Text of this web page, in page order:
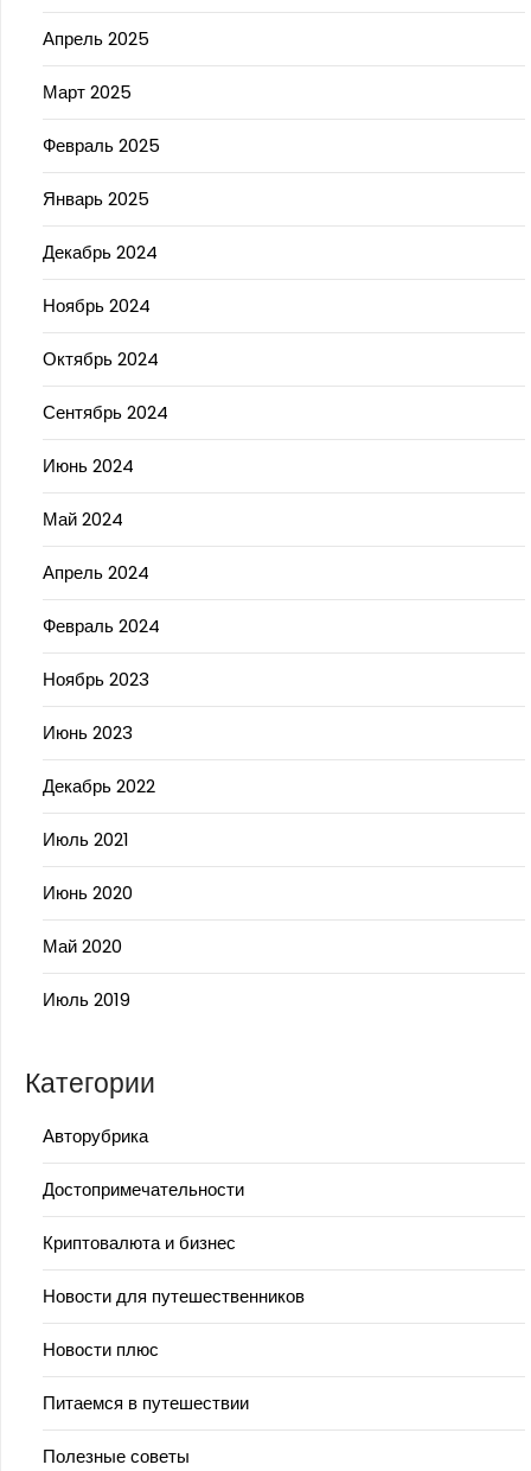
Апрель 2025
Март 2025
Февраль 2025
Январь 2025
Декабрь 2024
Ноябрь 2024
Октябрь 2024
Сентябрь 2024
Июнь 2024
Май 2024
Апрель 2024
Февраль 2024
Ноябрь 2023
Июнь 2023
Декабрь 2022
Июль 2021
Июнь 2020
Май 2020
Июль 2019
Категории
Авторубрика
Достопримечательности
Криптовалюта и бизнес
Новости для путешественников
Новости плюс
Питаемся в путешествии
Полезные советы